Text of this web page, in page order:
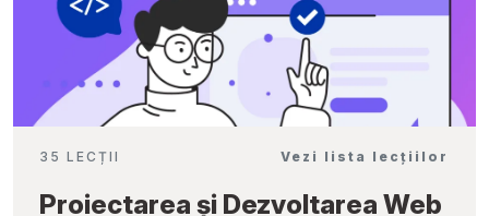
35 LECȚII Vezi lista lecțiilor
Proiectarea și Dezvoltarea Web